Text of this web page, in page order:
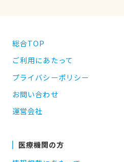
総合TOP
ご利用にあたって
プライバシーポリシー
お問い合わせ
運営会社
医療機関の方